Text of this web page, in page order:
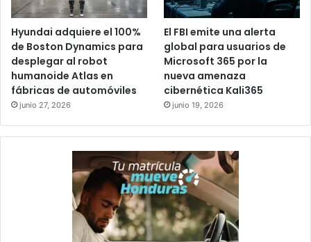
Hyundai adquiere el 100%
de Boston Dynamics para
desplegar al robot
humanoide Atlas en
fábricas de automóviles
junio 27, 2026
El FBI emite una alerta
global para usuarios de
Microsoft 365 por la
nueva amenaza
cibernética Kali365
junio 19, 2026